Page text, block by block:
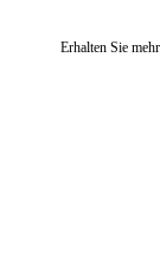
Erhalten Sie